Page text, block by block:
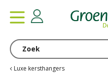
Luxe kersthangers